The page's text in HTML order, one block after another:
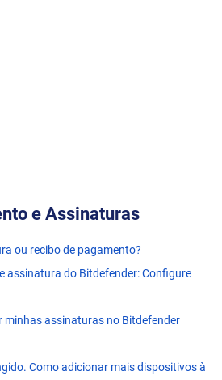
e Assinaturas
ou recibo de pagamento?
assinatura do Bitdefender: Configure
minhas assinaturas no Bitdefender
Como adicionar mais dispositivos à